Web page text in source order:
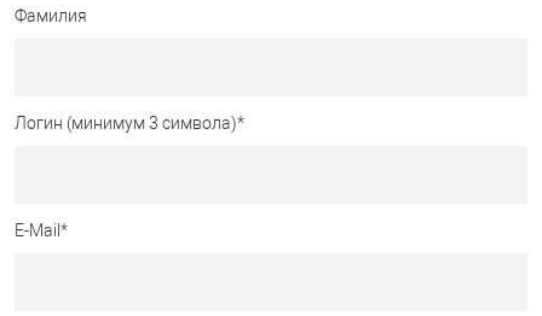
Фамилия
Логин (минимум 3 символа)*
E-Mail *